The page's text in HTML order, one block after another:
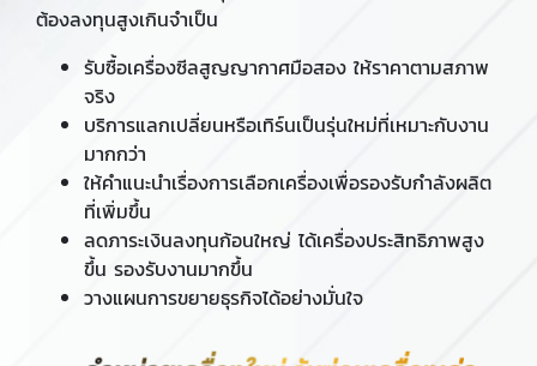
ต้องลงทุนสูงเกินจำเป็น
รับซื้อเครื่องซีลสูญญากาศมือสอง ให้ราคาตามสภาพ
จริง
บริการแลกเปลี่ยนหรือเทิร์นเป็นรุ่นใหม่ที่เหมาะกับงาน
มากกว่า
ให้คำแนะนำเรื่องการเลือกเครื่องเพื่อรองรับกำลังผลิต
ที่เพิ่มขึ้น
ลดภาระเงินลงทุนก้อนใหญ่ ได้เครื่องประสิทธิภาพสูง
ขึ้น รองรับงานมากขึ้น
วางแผนการขยายธุรกิจได้อย่างมั่นใจ